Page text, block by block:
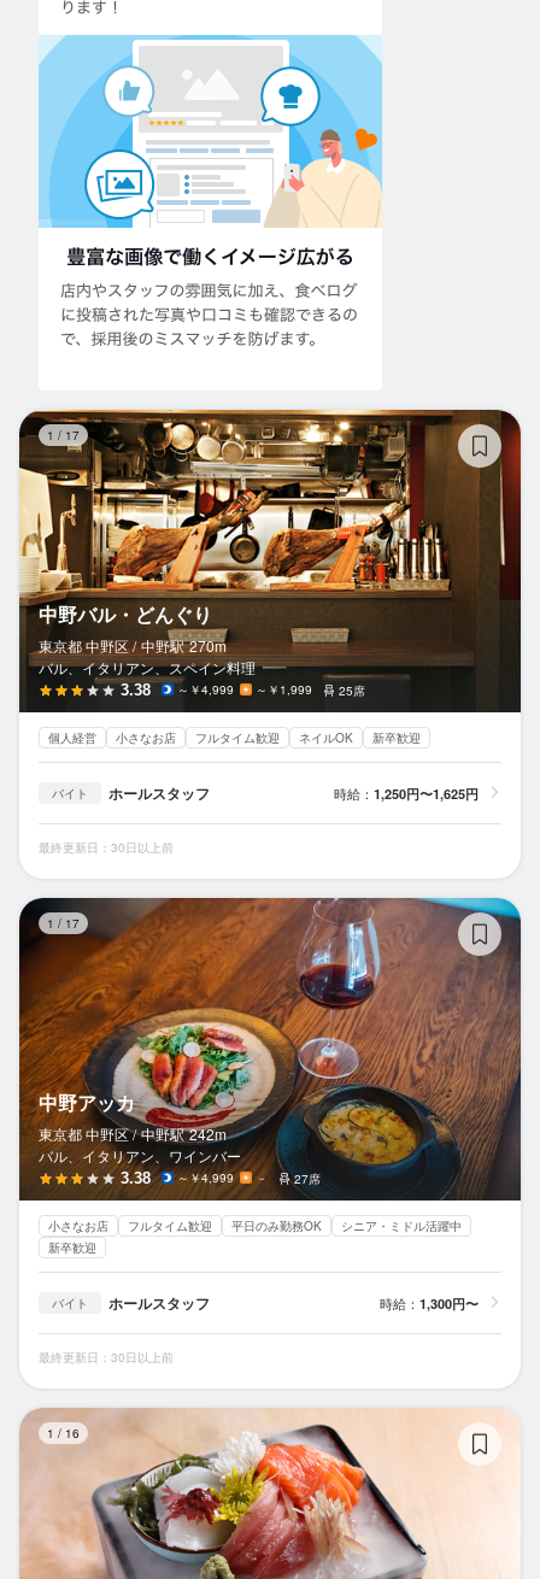
1 / 17
中野バル・どんぐり
東京都 中野区 / 中野駅 270m
バル、イタリアン、スペイン料理
3.38 ～￥4,999 ～￥1,999 25席
個人経営 小さなお店 フルタイム歓迎 ネイルOK 新卒歓迎
バイト ホールスタッフ 時給： 1,250円〜1,625円
最終更新日：30日以上前
1 / 17
中野アッカ
東京都 中野区 / 中野駅 242m
バル、イタリアン、ワインバー
3.38 ～￥4,999 － 27席
小さなお店 フルタイム歓迎 平日のみ勤務OK
シニア・ミドル活躍中
新卒歓迎
バイト ホールスタッフ 時給： 1,300円〜
最終更新日：30日以上前
1 / 16